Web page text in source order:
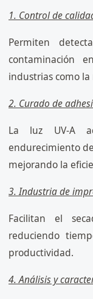
1. Control de
Permiten
contaminación
industrias como
2. Curado de
La luz UV-A
endurecimiento
mejorando la
3. Industria de
Facilitan el
reduciendo
productividad.
4. Análisis y